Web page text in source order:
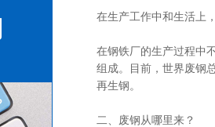
在生产工作中和生活上
在钢铁厂的生产过程中
组成。目前，世界废钢
再生钢。
二、废钢从哪里来？